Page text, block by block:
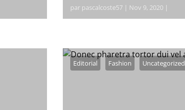
par pascalcoste57 | Nov 9, 2020 |
pharetra tortor dui, vel
Pellentesque mollis, odio
Editorial Fashion Uncategorized